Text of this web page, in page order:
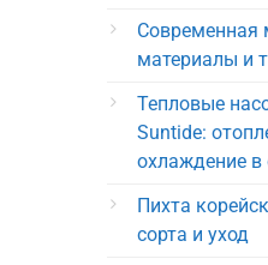
Современная
материалы и
Тепловые
Suntide:
охлаждение в
Пихта
сорта и уход